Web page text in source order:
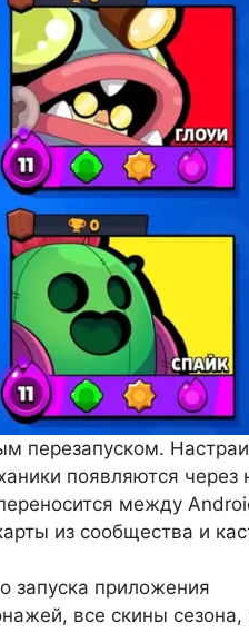
перезапуском.
появляются через
между
из сообщества и
запуска приложения
все скины